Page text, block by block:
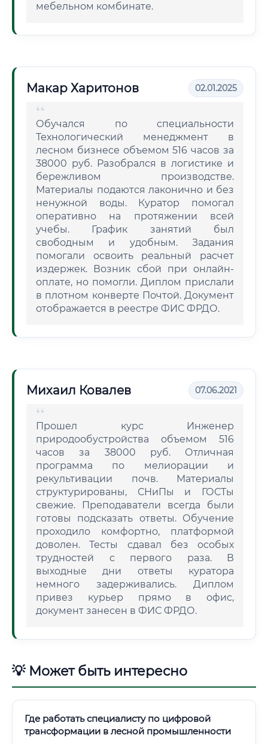
мебельном комбинате.
Макар Харитонов 02.01.2025
Обучался по специальности
Технологический менеджмент в
лесном бизнесе объемом 516 часов за
38000 руб. Разобрался в логистике и
бережливом производстве.
Материалы подаются лаконично и без
ненужной воды. Куратор помогал
оперативно на протяжении всей
учебы. График занятий был
свободным и удобным. Задания
помогали освоить реальный расчет
издержек. Возник сбой при онлайн-
оплате, но помогли. Диплом прислали
в плотном конверте Почтой. Документ
отображается в реестре ФИС ФРДО.
Михаил Ковалев 07.06.2021
Прошел курс Инженер
природообустройства объемом 516
часов за 38000 руб. Отличная
программа по мелиорации и
рекультивации почв. Материалы
структурированы, СНиПы и ГОСТы
свежие. Преподаватели всегда были
готовы подсказать ответы. Обучение
проходило комфортно, платформой
доволен. Тесты сдавал без особых
трудностей с первого раза. В
выходные дни ответы куратора
немного задерживались. Диплом
привез курьер прямо в офис,
документ занесен в ФИС ФРДО.
💡 Может быть интересно
Где работать специалисту по цифровой
трансформации в лесной промышленности